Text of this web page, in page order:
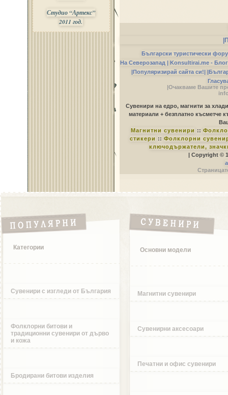
Студио “Артекс”
2011 год.
Български туристически
На Северозапад | Konsultirai.me -
|Популяризирай сайта си!|
|Очакваме Вашите
Сувенири на едро, магнити за
материали + безплатно късметче
Магнитни сувенири ::
стикери :: Фолклорни
ключодържатели,
| Copyright ©
Категории
Сувенири с изгледи от България
Фолклорни битови и
традиционни сувенири от дърво
и кожа
Бродирани битови изделия
Основни модели
Магнитни сувенири
Сувенирни аксесоари
Печатни и офис сувенири